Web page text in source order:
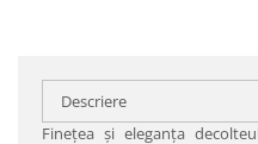
Descriere
Fineţea şi eleganţa